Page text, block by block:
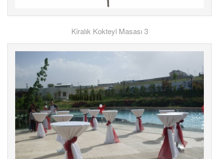
Kiralık Kokteyl Masası 3